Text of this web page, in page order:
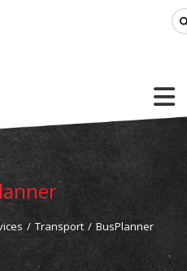
/ Transport / BusPlanner